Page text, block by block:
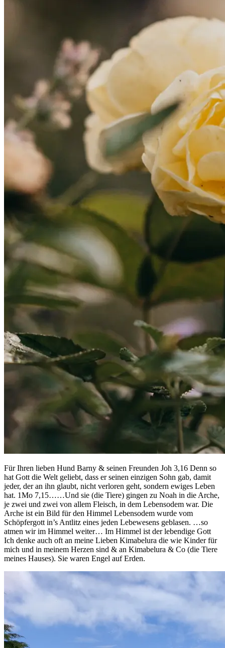
Für Ihren lieben Hund Barny & seinen Freunden Joh 3,16 Denn so
hat Gott die Welt geliebt, dass er seinen einzigen Sohn gab, damit
jeder, der an ihn glaubt, nicht verloren geht, sondern ewiges Leben
hat. 1Mo 7,15……Und sie (die Tiere) gingen zu Noah in die Arche,
je zwei und zwei von allem Fleisch, in dem Lebensodem war. Die
Arche ist ein Bild für den Himmel Lebensodem wurde vom
Schöpfergott in’s Antlitz eines jeden Lebewesens geblasen. …so
atmen wir im Himmel weiter… Im Himmel ist der lebendige Gott
Ich denke auch oft an meine Lieben Kimabelura die wie Kinder für
mich und in meinem Herzen sind & an Kimabelura & Co (die Tiere
meines Hauses). Sie waren Engel auf Erden.